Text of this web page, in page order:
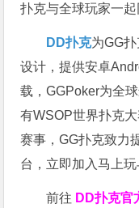
扑克与全球玩家一
DD扑克为GG
设计，提供安卓
载，GGPoker为全
有WSOP世界扑克
赛事，GG扑克致力
台，立即加入马上
前往 DD扑克官